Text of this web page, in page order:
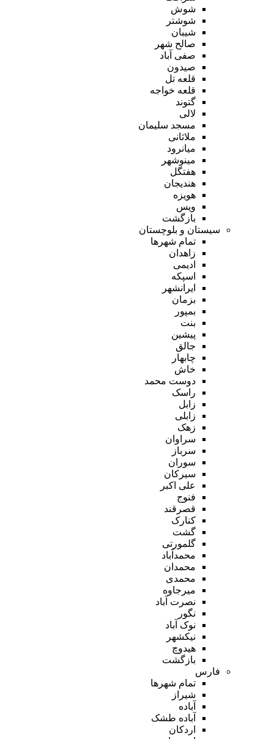
شوش
شوشتر
شیبان
صالح شهر
صفی آباد
صیدون
قلعه تل
قلعه خواجه
گتوند
لالی
مسجد سلیمان
ملاثانی
میانرود
مینوشهر
هفتگل
هندیجان
هویزه
ویس
بازگشت
سیستان و بلوچستان
تمام شهر‌ها
زاهدان
ادیمی
اسپکه
ایرانشهر
بزمان
بمپور
بنت
پیشین
جالق
چابهار
خاش
دوست محمد
راسک
زابل
زابلی
زهک
سراوان
سرباز
سوران
سیرکان
علی اکبر
فنوج
قصرقند
کنارک
گشت
گلمورتی
محمدآباد
محمدان
محمدی
میرجاوه
نصرت آباد
نگور
نوک آباد
نیکشهر
هیدوچ
بازگشت
فارس
تمام شهر‌ها
شیراز
آباده
آباده طشک
اردکان